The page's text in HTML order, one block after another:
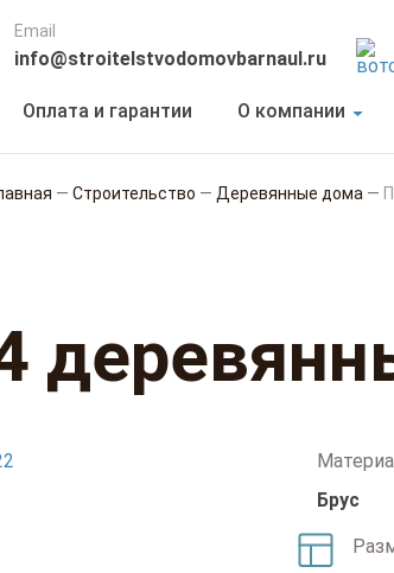
Email
info@stroitelstvodomovbarnaul.ru
Оплата и гарантии О компании
— Строительство — Деревянные дома —
Брус